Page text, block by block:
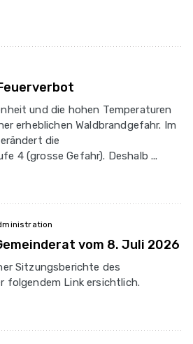
und die hohen Temperaturen
erheblichen Waldbrandgefahr. Im
die
4 (grosse Gefahr). Deshalb ...
vom 8. Juli 2026
Sitzungsberichte des
folgendem Link ersichtlich.